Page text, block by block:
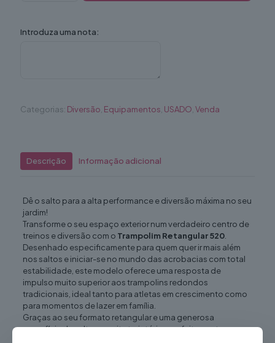
Introduza uma nota:
Categorias: Diversão Equipamentos USADO Venda
Descrição Informação adicional
Dê o salto para a alta performance e diversão máxima no seu
jardim!
Transforme o seu espaço exterior num verdadeiro centro de
treinos e diversão com o Trampolim Retangular 520.
Desenhado especificamente para quem quer ir mais além
nos saltos e iniciar-se no mundo das acrobacias com total
estabilidade, este modelo oferece uma resposta de
impulso muito superior aos trampolins redondos
tradicionais, ideal tanto para atletas em crescimento como
para momentos de lazer em família.
Graças ao seu formato retangular e uma generosa
superfície de salto, permite trajetórias perfeitamente